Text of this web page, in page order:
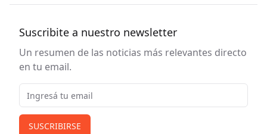
Suscribite a nuestro newsletter
Un resumen de las noticias más relevantes directo
en tu email.
Email
SUSCRIBIRSE